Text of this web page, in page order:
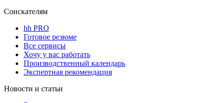
Соискателям
hh PRO
Готовое резюме
Все сервисы
Хочу у вас работать
Производственный календарь
Экспертная рекомендация
Новости и статьи